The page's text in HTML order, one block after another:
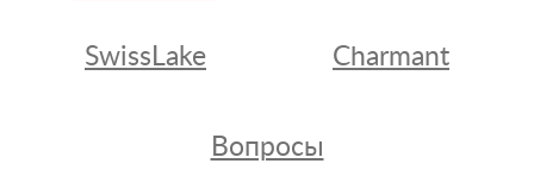
SwissLake Charmant
Вопросы